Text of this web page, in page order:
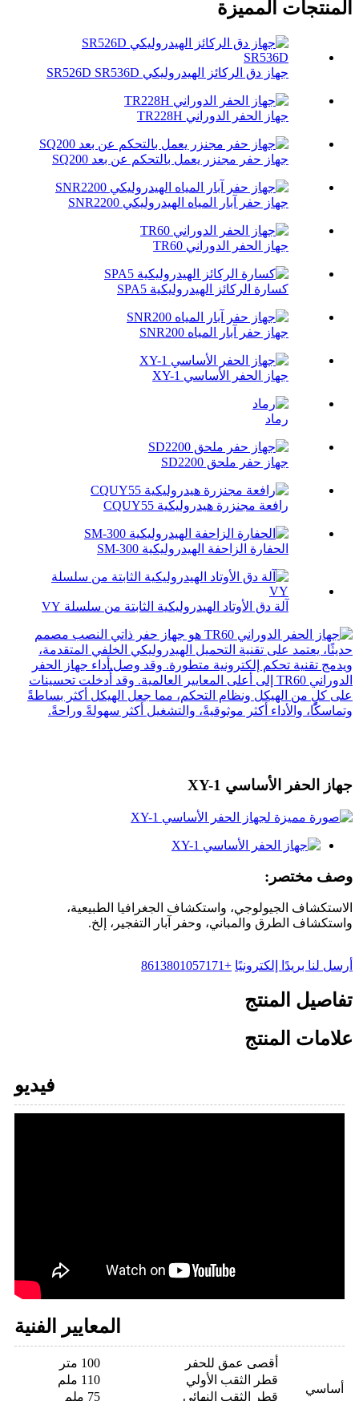
المنتجات المميزة
جهاز دق الركائز الهيدروليكي SR526D SR536D
جهاز الحفر الدوراني TR228H
جهاز حفر مجنزر يعمل بالتحكم عن بعد SQ200
جهاز حفر آبار المياه الهيدروليكي SNR2200
جهاز الحفر الدوراني TR60
كسارة الركائز الهيدروليكية SPA5
جهاز حفر آبار المياه SNR200
جهاز الحفر الأساسي XY-1
رماد
جهاز حفر ملحق SD2200
رافعة مجنزرة هيدروليكية CQUY55
الحفارة الزاحفة الهيدروليكية SM-300
آلة دق الأوتاد الهيدروليكية الثابتة من سلسلة VY
جهاز الحفر الأساسي XY-1
وصف مختصر:
الاستكشاف الجيولوجي، واستكشاف الجغرافيا الطبيعية،
واستكشاف الطرق والمباني، وحفر آبار التفجير، إلخ.
أرسل لنا بريدًا إلكترونيًا +8613801057171
تفاصيل المنتج
علامات المنتج
فيديو
المعايير الفنية
أساسي
أقصى عمق للحفر
100 متر
قطر الثقب الأولي
110 ملم
قطر الثقب النهائي
75 ملم